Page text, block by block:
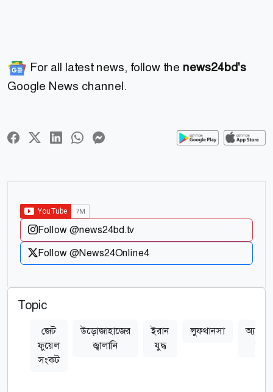
For all latest news, follow the news24bd's
Google News channel.
Follow @news24bd.tv
Follow @News24Online4
Topic
জেট
ফুয়েল
সংকট
উড়োজাহাজের
জ্বালানি
ইরান
যুদ্ধ
লুফথানসা